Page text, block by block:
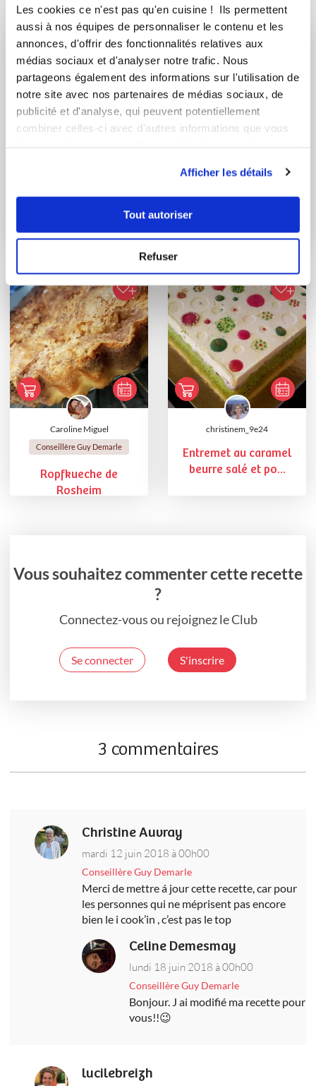
Les cookies ce n'est pas qu'en cuisine ! Ils permettent
aussi à nos équipes de personnaliser le contenu et les
annonces, d'offrir des fonctionnalités relatives aux
médias sociaux et d'analyser notre trafic. Nous
partageons également des informations sur l'utilisation de
notre site avec nos partenaires de médias sociaux, de
publicité et d'analyse, qui peuvent potentiellement
combiner celles-ci avec d'autres informations que vous
Afficher les détails
Tout autoriser
Refuser
Caroline Miguel
Conseillère Guy Demarle
Ropfkueche de
Rosheim
christinem_9e24
Entremet au caramel
beurre salé et po...
Vous souhaitez commenter cette recette
?
Connectez-vous ou rejoignez le Club
Se connecter S'inscrire
3 commentaires
Christine Auvray
mardi 12 juin 2018 à 00h00
Conseillère Guy Demarle
Merci de mettre á jour cette recette, car pour
les personnes qui ne méprisent pas encore
bien le i cook’in , c’est pas le top
Celine Demesmay
lundi 18 juin 2018 à 00h00
Conseillère Guy Demarle
Bonjour. J ai modifié ma recette pour
vous!!😉
lucilebreizh